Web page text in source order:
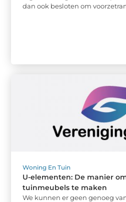
dan ook besloten om
Woning En Tuin
U-elementen: De manier
tuinmeubels te maken
We kunnen er geen genoeg